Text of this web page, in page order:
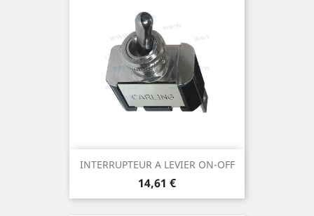
INTERRUPTEUR A LEVIER ON-OFF
Prix
14,61 €